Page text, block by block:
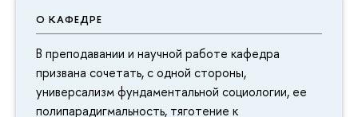
О КАФЕДРЕ
В преподавании и научной работе кафедра
призвана сочетать, с одной стороны,
универсализм фундаментальной социологии, ее
полипарадигмальность, тяготение к